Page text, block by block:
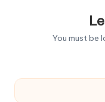
You must be